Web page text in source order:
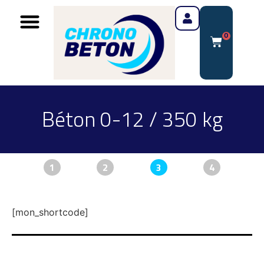
0
Béton 0-12 / 350 kg
1 2 3 4
[mon_shortcode]